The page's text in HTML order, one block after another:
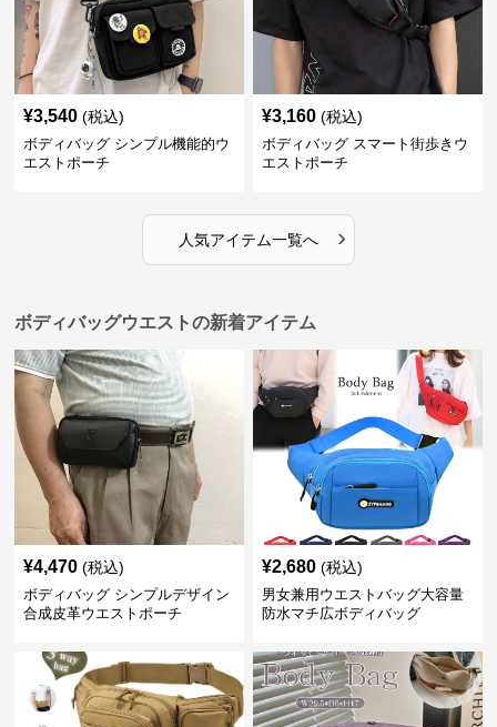
¥3,540 (税込)
ボディバッグ シンプル機能的ウ
エストポーチ
¥3,160 (税込)
ボディバッグ スマート街歩きウ
エストポーチ
人気アイテム一覧へ ›
ボディバッグウエストの新着アイテム
¥4,470 (税込)
ボディバッグ シンプルデザイン
合成皮革ウエストポーチ
¥2,680 (税込)
男女兼用ウエストバッグ大容量
防水マチ広ボディバッグ